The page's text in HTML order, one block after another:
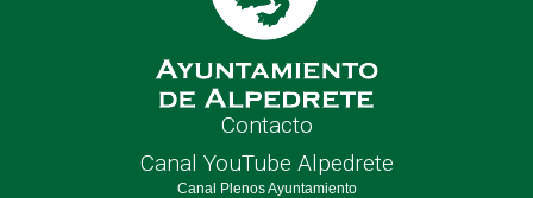
Contacto
Canal YouTube Alpedrete
Canal Plenos Ayuntamiento